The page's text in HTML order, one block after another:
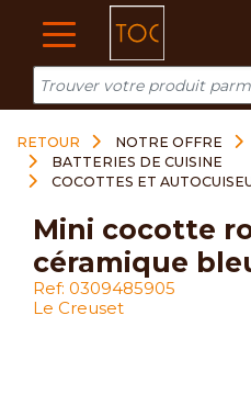
RETOUR NOTRE OFFRE
BATTERIES DE CUISINE
COCOTTES ET
mini cocotte ronde
céramique
Ref: 0309485905
Le Creuset
Cookies management panel